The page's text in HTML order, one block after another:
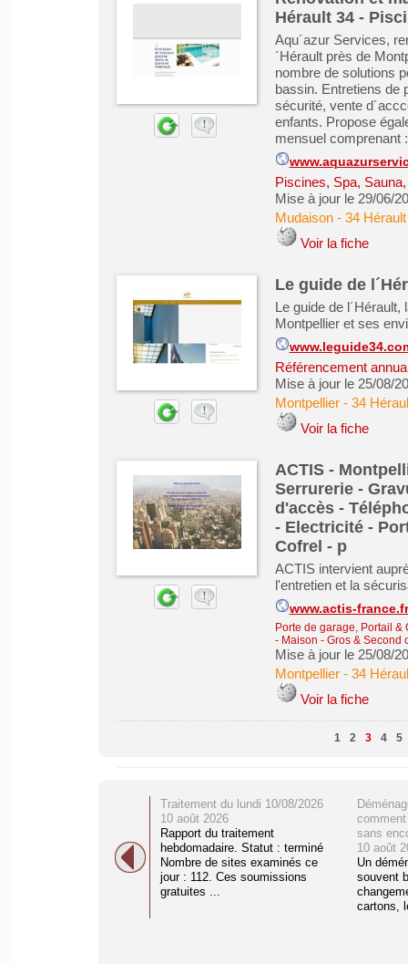
Hérault 34 -
Aqu´azur Services,
´Hérault près de
nombre de solutions
bassin. Entretiens de
sécurité, vente
enfants. Propose
mensuel comprenant
Piscines, Spa,
Mise à jour le 29/06/
Mudaison- 34 Hérault
Voir la fiche
Le guide de
Le guide de
Montpellier et ses
Référencement
Mise à jour le 25/08/
Montpellier- 34
Voir la fiche
ACTIS -
Serrurerie -
d'accès -
- Electricité -
Cofrel - p
ACTIS intervient
l'entretien et la
www.actis-france.fr
Porte de garage, Portail &
- Maison - Gros & Second
Mise à jour le 25/08/
Montpellier- 34
Voir la fiche
1 2 3 4 5
Traitement du lundi 10/08/2026
10 août 2026
Rapport du traitement
hebdomadaire. Statut : terminé
Nombre de sites examinés ce
jour : 112. Ces soumissions
gratuites ...
sans
10 août
Un
souvent
cartons,